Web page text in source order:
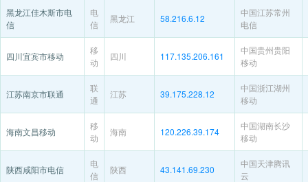
黑龙江佳木斯市电
信
电
信
黑龙江 58.216.6.12
中国江苏常州
电信
四川宜宾市移动
移
动
四川 117.135.206.161
中国贵州贵阳
移动
江苏南京市联通
联
通
江苏 39.175.228.12
中国浙江湖州
移动
海南文昌移动
移
动
海南 120.226.39.174
中国湖南长沙
移动
陕西咸阳市电信
电
信
陕西 43.141.69.230
中国天津腾讯
云